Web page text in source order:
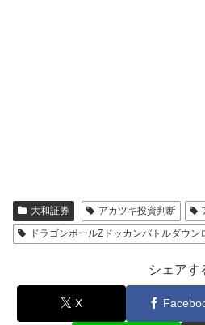
大和証券 アカツキ投資判断
ドラゴンボールZドッカンバトルダウン
シェアす
X